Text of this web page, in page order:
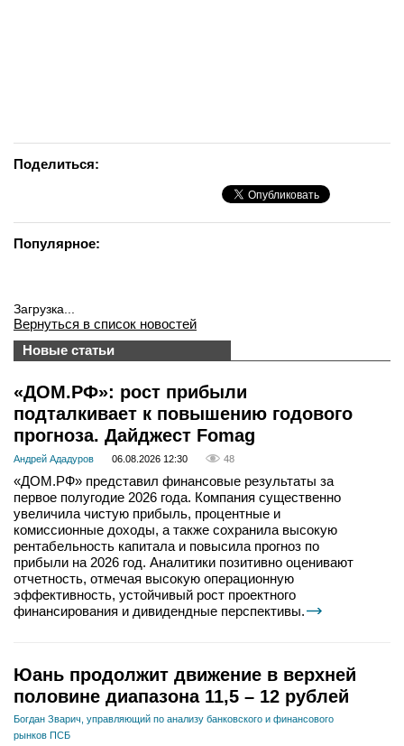
Поделиться:
Популярное:
Загрузка...
Вернуться в список новостей
Новые статьи
«ДОМ.РФ»: рост прибыли
подталкивает к повышению годового
прогноза. Дайджест Fomag
Андрей Ададуров 06.08.2026 12:30 48
«ДОМ.РФ» представил финансовые результаты за
первое полугодие 2026 года. Компания существенно
увеличила чистую прибыль, процентные и
комиссионные доходы, а также сохранила высокую
рентабельность капитала и повысила прогноз по
прибыли на 2026 год. Аналитики позитивно оценивают
отчетность, отмечая высокую операционную
эффективность, устойчивый рост проектного
финансирования и дивидендные перспективы.
Юань продолжит движение в верхней
половине диапазона 11,5 – 12 рублей
Богдан Зварич, управляющий по анализу банковского и финансового
рынков ПСБ